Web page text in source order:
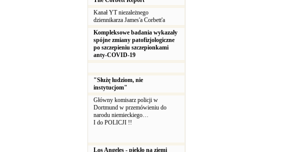
Kanał YT niezależnego
dziennikarza James'a Corbett'a
Kompleksowe badania wykazały
spójne zmiany patofizjologiczne
po szczepieniu szczepionkami
anty-COVID-19
"Służę ludziom, nie
instytucjom"
Główny komisarz policji w
Dortmund w przemówieniu do
narodu niemieckiego…
I do POLICJI !!
Los Angeles - piekło na ziemi